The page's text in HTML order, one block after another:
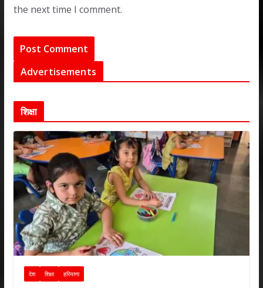
the next time I comment.
Advertisements
शिक्षा
देश शिक्षा हरियाणा